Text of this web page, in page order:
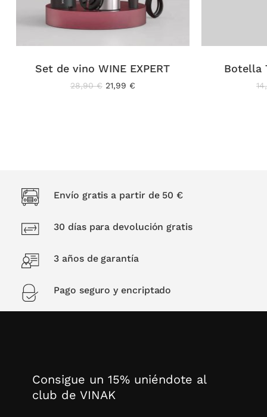
Set de vino WINE EXPERT
28,90€ El
21,99 €El
Botella
Envío gratis a partir de 50 €
30 días para devolución gratis
3 años de garantía
Pago seguro y encriptado
Consigue un 15% uniéndote al
club de VINAK